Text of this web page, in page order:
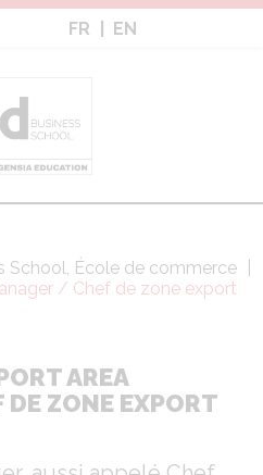
FR EN
School, École de commerce
/ Chef de zone export
AREA
ZONE EXPORT